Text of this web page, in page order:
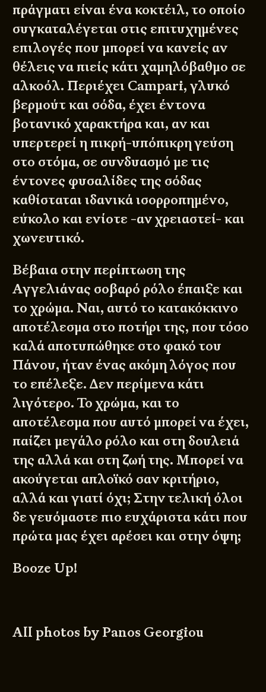
πράγματι είναι ένα κοκτέιλ, το οποίο
συγκαταλέγεται στις επιτυχημένες
επιλογές που μπορεί να κανείς αν
θέλεις να πιείς κάτι χαμηλόβαθμο σε
αλκοόλ. Περιέχει Campari, γλυκό
βερμούτ και σόδα, έχει έντονα
βοτανικό χαρακτήρα και, αν και
υπερτερεί η πικρή-υπόπικρη γεύση
στο στόμα, σε συνδυασμό με τις
έντονες φυσαλίδες της σόδας
καθίσταται ιδανικά ισορροπημένο,
εύκολο και ενίοτε -αν χρειαστεί- και
χωνευτικό.
Βέβαια στην περίπτωση της
Αγγελιάνας σοβαρό ρόλο έπαιξε και
το χρώμα. Ναι, αυτό το κατακόκκινο
αποτέλεσμα στο ποτήρι της, που τόσο
καλά αποτυπώθηκε στο φακό του
Πάνου, ήταν ένας ακόμη λόγος που
το επέλεξε. Δεν περίμενα κάτι
λιγότερο. Το χρώμα, και το
αποτέλεσμα που αυτό μπορεί να έχει,
παίζει μεγάλο ρόλο και στη δουλειά
της αλλά και στη ζωή της. Μπορεί να
ακούγεται απλοϊκό σαν κριτήριο,
αλλά και γιατί όχι; Στην τελική όλοι
δε γευόμαστε πιο ευχάριστα κάτι που
πρώτα μας έχει αρέσει και στην όψη;
Booze Up!
All photos by Panos Georgiou